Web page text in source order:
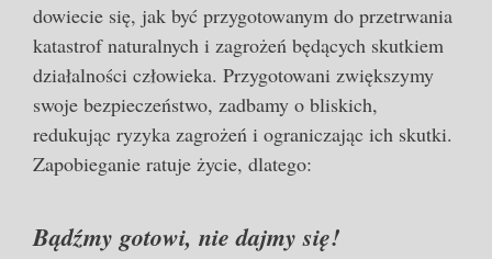
dowiecie się, jak być przygotowanym do przetrwania
katastrof naturalnych i zagrożeń będących skutkiem
działalności człowieka. Przygotowani zwiększymy
swoje bezpieczeństwo, zadbamy o bliskich,
redukując ryzyka zagrożeń i ograniczając ich skutki.
Zapobieganie ratuje życie, dlatego:
Bądźmy gotowi, nie dajmy się!